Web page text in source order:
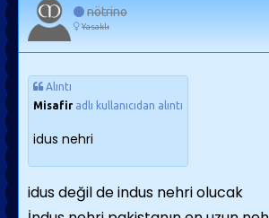
nötrino
Yasaklı
Alıntı
Misafir adlı kullanıcıdan alıntı
idus nehri
idus değil de indus nehri olucak